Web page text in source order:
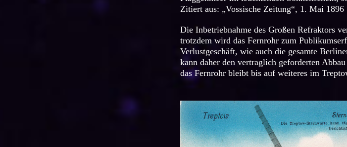
Zitiert aus: „Vossische Zeitung“, 1. Mai 1896
Die Inbetriebnahme des Großen Refraktors
trotzdem wird das Fernrohr zum
Verlustgeschäft, wie auch die gesamte
kann daher den vertraglich geforderten
das Fernrohr bleibt bis auf weiteres im